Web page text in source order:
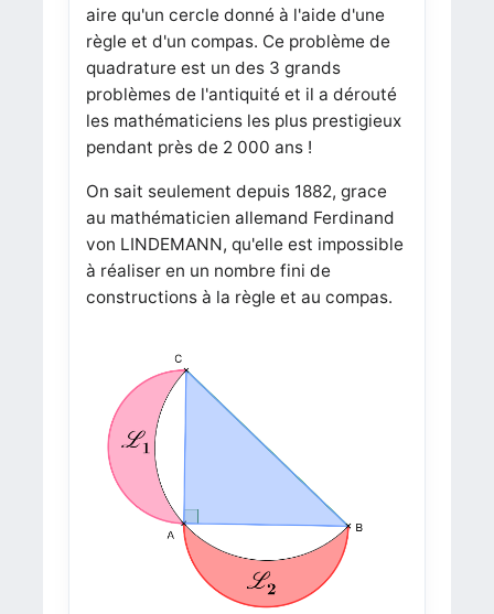
aire qu'un cercle donné à l'aide d'une
règle et d'un compas. Ce problème de
quadrature est un des 3 grands
problèmes de l'antiquité et il a dérouté
les mathématiciens les plus prestigieux
pendant près de 2 000 ans !
On sait seulement depuis 1882, grace
au mathématicien allemand Ferdinand
von LINDEMANN, qu'elle est impossible
à réaliser en un nombre fini de
constructions à la règle et au compas.